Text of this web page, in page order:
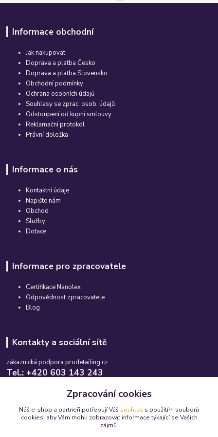
Informace obchodní
Jak nakupovat
Doprava a platba Česko
Doprava a platba Slovensko
Obchodní podmínky
Ochrana osobních údajů
Souhlasy se zprac. osob. údajů
Odstoupení od kupní smlouvy
Reklamační protokol
Právní doložka
Informace o nás
Kontaktní údaje
Napište nám
Obchod
Služby
Dotace
Informace pro zpracovatele
Certifikace Nanolex
Odpovědnost zpracovatele
Blog
Kontakty a sociální sítě
zákaznická podpora prodetailing.cz
Tel.: +420 603 143 243
info@prodetailing.cz
Zpracování cookies
Náš e-shop a partneři potřebují Váš souhlas s použitím souborů
cookies, aby Vám mohli zobrazovat informace týkající se Vašich
zájmů.